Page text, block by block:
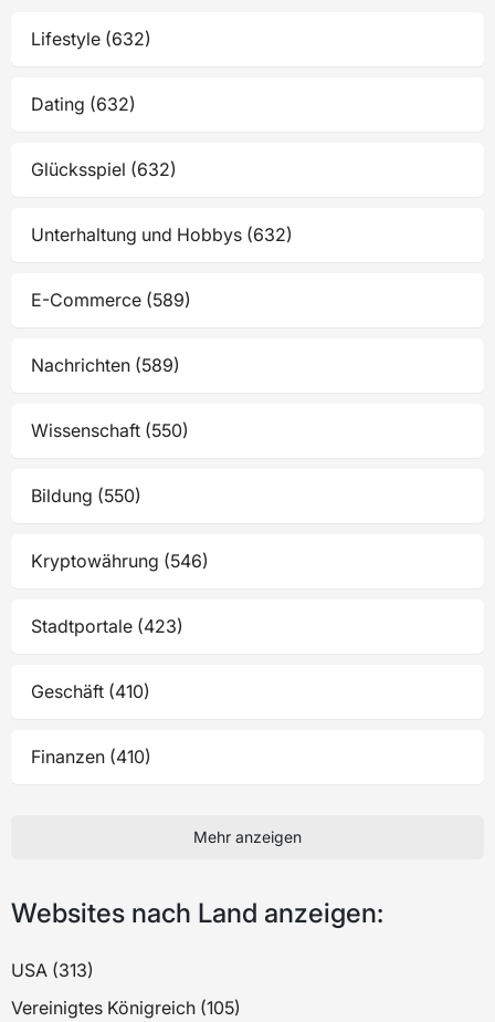
Lifestyle (632)
Dating (632)
Glücksspiel (632)
Unterhaltung und Hobbys (632)
E-Commerce (589)
Nachrichten (589)
Wissenschaft (550)
Bildung (550)
Kryptowährung (546)
Stadtportale (423)
Geschäft (410)
Finanzen (410)
Mehr anzeigen
Websites nach Land anzeigen:
USA (313)
Vereinigtes Königreich (105)